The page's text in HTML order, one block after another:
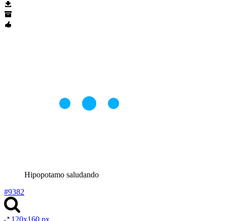
Hipopotamo saludando
#9382
120x160 px